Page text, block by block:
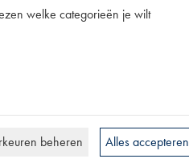
welke categorieën je wilt
beheren Alles accepteren